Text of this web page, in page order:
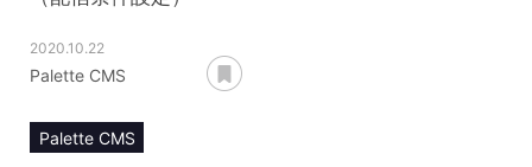
2020.10.22
Palette CMS
Palette CMS